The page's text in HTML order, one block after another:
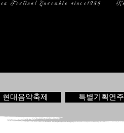
현대음악축제 특별기획연주